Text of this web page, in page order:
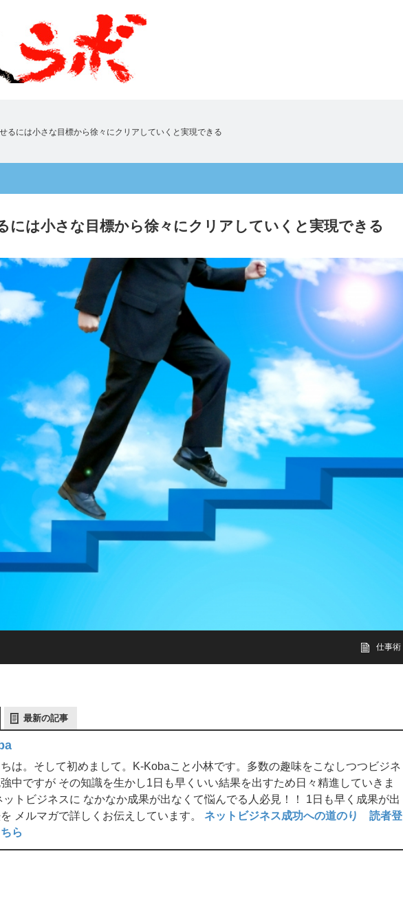
るには小さな目標から徐々にクリアしていくと実現できる
には小さな目標から徐々にクリアしていくと実現できる
仕事術
最新の記事
は。そして初めまして。K-Kobaこと小林です。多数の趣味をこなしつつビジネ
中ですが その知識を生かし1日も早くいい結果を出すため日々精進していきま
ットビジネスに なかなか成果が出なくて悩んでる人必見！！ 1日も早く成果が出
メルマガで詳しくお伝えしています。 ネットビジネス成功への道のり 読者登
ら